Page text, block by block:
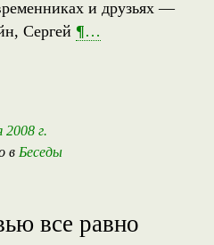
и друзьях —
Сергей ¶…
2008 г.
в Беседы
все равно